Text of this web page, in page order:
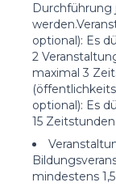
Durchführung
optional): Es
2
maximal 3
optional): Es
15
mindestens